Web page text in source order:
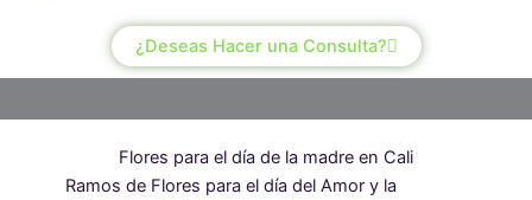
¿Deseas Hacer una Consulta?
Flores para el día de la madre en Cali
Ramos de Flores para el día del Amor y la